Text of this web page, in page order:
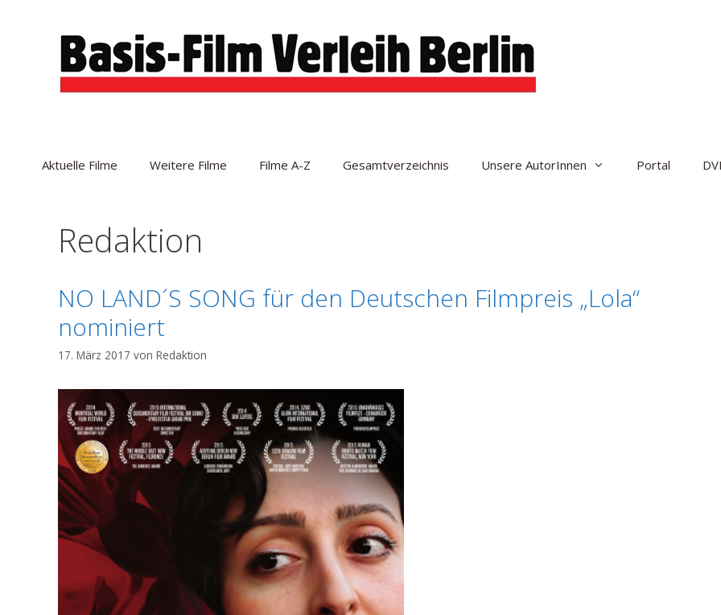
Aktuelle Filme Weitere Filme Filme A-Z Gesamtverzeichnis Unsere AutorInnen Portal
Redaktion
NO LAND´S SONG für den Deutschen Filmpreis „Lola“
nominiert
17. März 2017 von Redaktion